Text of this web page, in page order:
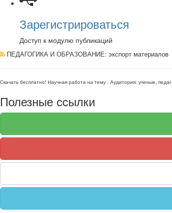
Зарегистрироваться
Доступ к модулю публикаций
ПЕДАГОГИКА И ОБРАЗОВАНИЕ: экспорт материалов
Скачать бесплатно! Научная работа на тему . Аудитория: ученые,
Полезные ссылки